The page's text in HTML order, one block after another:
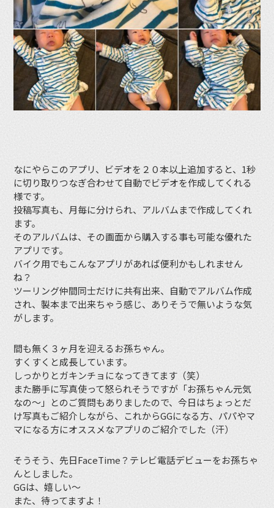
なにやらこのアプリ、ビデオを２０本以上追加すると、1秒
に切り取りつなぎ合わせて自動でビデオを作成してくれる
様です。
投稿写真も、月毎に分けられ、アルバムまで作成してくれ
ます。
そのアルバムは、その画面から購入する事も可能な優れた
アプリです。
バイク用でもこんなアプリがあれば便利かもしれません
ね？
ツーリング仲間同士だけに共有出来、自動でアルバム作成
され、製本まで出来ちゃう感じ、ありそうで無いような気
がします。
間も無く３ヶ月を迎えるお孫ちゃん。
すくすくと成長しています。
しっかりとガキンチョになってきてます（笑）
また勝手に写真使って怒られそうですが「お孫ちゃん元気
なの〜」とのご質問もありましたので、今日はちょっとだ
け写真もご紹介しながら、これからGGになる方、パパやマ
マになる方にオススメなアプリのご紹介でした（汗）
そうそう、先日FaceTime？テレビ電話デビューをお孫ちゃ
んとしました。
GGは、嬉しい〜
また、待ってますよ！